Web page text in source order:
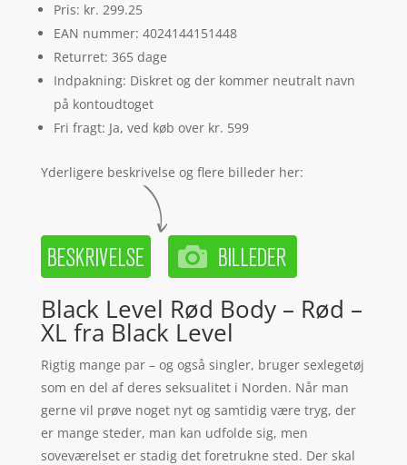
Pris: kr. 299.25
EAN nummer: 4024144151448
Returret: 365 dage
Indpakning: Diskret og der kommer neutralt navn
på kontoudtoget
Fri fragt: Ja, ved køb over kr. 599
Yderligere beskrivelse og flere billeder her:
Black Level Rød Body – Rød –
XL fra Black Level
Rigtig mange par – og også singler, bruger sexlegetøj
som en del af deres seksualitet i Norden. Når man
gerne vil prøve noget nyt og samtidig være tryg, der
er mange steder, man kan udfolde sig, men
soveværelset er stadig det foretrukne sted. Der skal